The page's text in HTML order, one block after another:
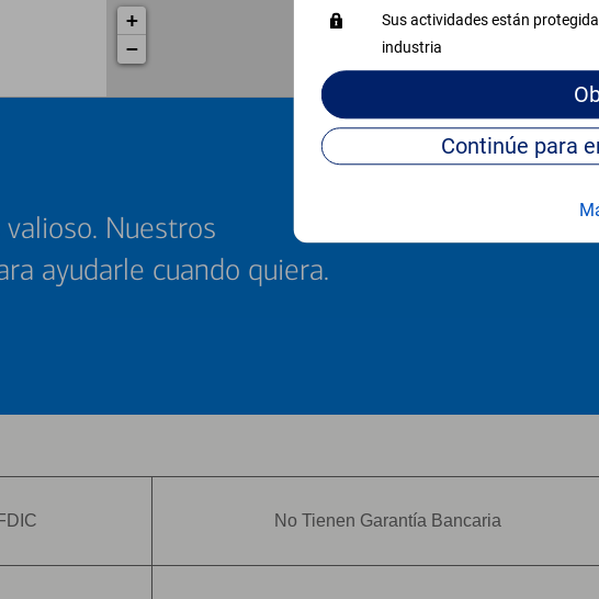
Sus actividades están
industria
+
−
Nuestros
ayudarle cuando quiera.
No Tienen Garantía Bancaria